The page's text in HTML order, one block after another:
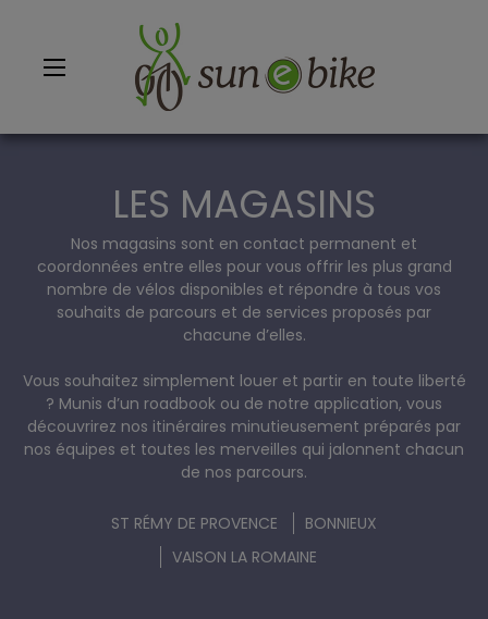
RETOUR
TOUTES LES LOCATIONS
LOCATION VÉLO ALPILLES - ST RÉMY DE PROVENCE
LOCATION VÉLO LUBERON - BONNIEUX
LOCATION VÉLO MONT-VENTOUX - VAISON LA ROMAINE
RETOUR
AU DÉPART DE BONNIEUX
AU DÉPART DE ST RÉMY DE PROVENCE
AU DÉPART DE VAISON LA ROMAINE
BALADES LUDIQUES
RETOUR
NOS WEEK-ENDS ET COURTS SÉJOURS À VÉLO EN PROVENCE
QUELQUES JOURS EN PROVENCE À VÉLO
UNE SEMAINE EN PROVENCE A VELO
LA PROVENCE À VÉLO À LA CARTE
RETOUR
SAINT RÉMY DE PROVENCE
BONNIEUX
VAISON LA ROMAINE
LES MAGASINS
Nos magasins sont en contact permanent et
coordonnées entre elles pour vous offrir les plus grand
nombre de vélos disponibles et répondre à tous vos
souhaits de parcours et de services proposés par
chacune d’elles.
Vous souhaitez simplement louer et partir en toute liberté
? Munis d’un roadbook ou de notre application, vous
découvrirez nos itinéraires minutieusement préparés par
nos équipes et toutes les merveilles qui jalonnent chacun
de nos parcours.
ST RÉMY DE PROVENCE
BONNIEUX
VAISON LA ROMAINE